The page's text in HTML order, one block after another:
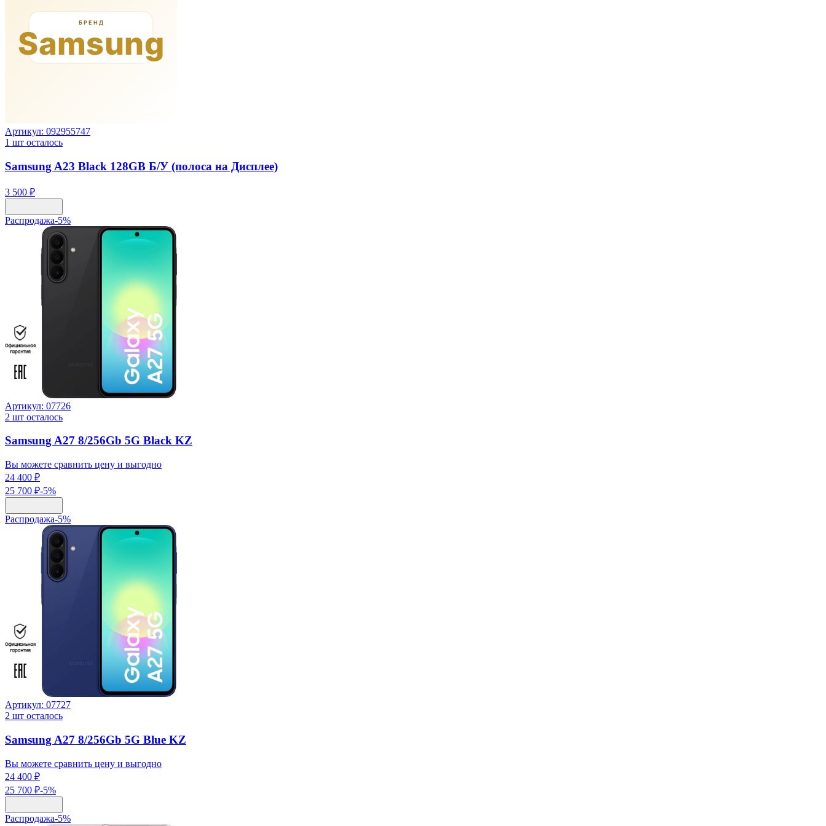
Артикул: 092955747
1 шт осталось
Samsung A23 Black 128GB Б/У (полоса на Дисплее)
3 500 ₽
Распродажа-5%
Артикул: 07726
2 шт осталось
Samsung A27 8/256Gb 5G Black KZ
Вы можете сравнить цену и выгодно
24 400 ₽
25 700 ₽-5%
Распродажа-5%
Артикул: 07727
2 шт осталось
Samsung A27 8/256Gb 5G Blue KZ
Вы можете сравнить цену и выгодно
24 400 ₽
25 700 ₽-5%
Распродажа-5%